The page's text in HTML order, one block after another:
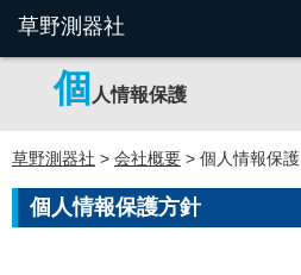
個 人情報保護
草野測器社 > 会社概要 > 個人情報保護
個人情報保護方針